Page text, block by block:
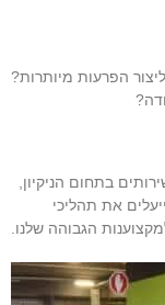
הפרעות מיותרות?
בתחום הניקיון,
את תהליכי
הגבוהה שלנו.